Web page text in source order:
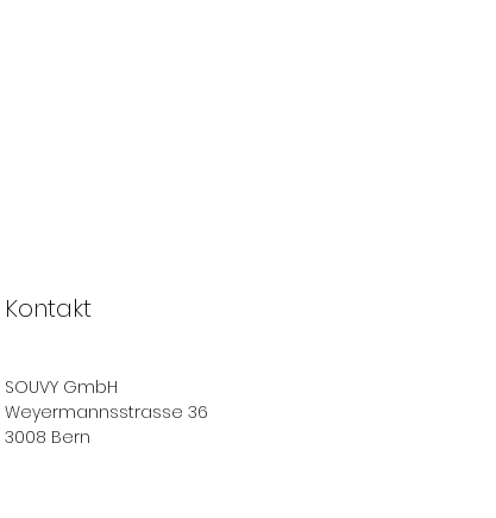
Kontakt
SOUVY GmbH
Weyermannsstrasse 36
3008 Bern